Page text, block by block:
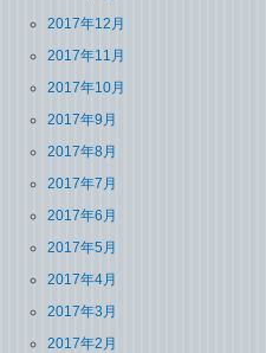
2017年12月
2017年11月
2017年10月
2017年9月
2017年8月
2017年7月
2017年6月
2017年5月
2017年4月
2017年3月
2017年2月